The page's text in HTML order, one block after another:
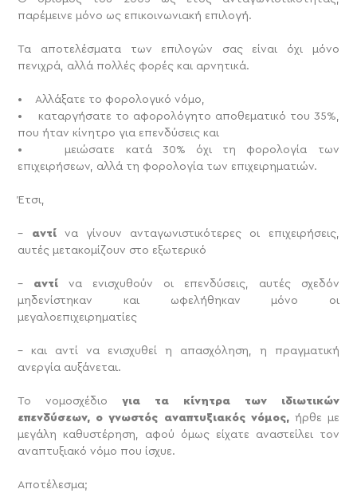
παρέμεινε μόνο ως επικοινωνιακή επιλογή.
Τα αποτελέσματα των επιλογών σας είναι όχι μόνο
πενιχρά, αλλά πολλές φορές και αρνητικά.
• Αλλάξατε το φορολογικό νόμο,
• καταργήσατε το αφορολόγητο αποθεματικό του 35%,
που ήταν κίνητρο για επενδύσεις και
• μειώσατε κατά 30% όχι τη φορολογία των
επιχειρήσεων, αλλά τη φορολογία των επιχειρηματιών.
Έτσι,
– αντί να γίνουν ανταγωνιστικότερες οι επιχειρήσεις,
αυτές μετακομίζουν στο εξωτερικό
– αντίνα ενισχυθούν οι επενδύσεις, αυτές σχεδόν
μηδενίστηκαν και ωφελήθηκαν μόνο οι
μεγαλοεπιχειρηματίες
– και αντί να ενισχυθεί η απασχόληση, η πραγματική
ανεργία αυξάνεται.
Το νομοσχέδιογια τα κίνητρα των ιδιωτικών
επενδύσεων, ο γνωστός αναπτυξιακός νόμος,ήρθε με
μεγάλη καθυστέρηση, αφού όμως είχατε αναστείλει τον
αναπτυξιακό νόμο που ίσχυε.
Αποτέλεσμα;